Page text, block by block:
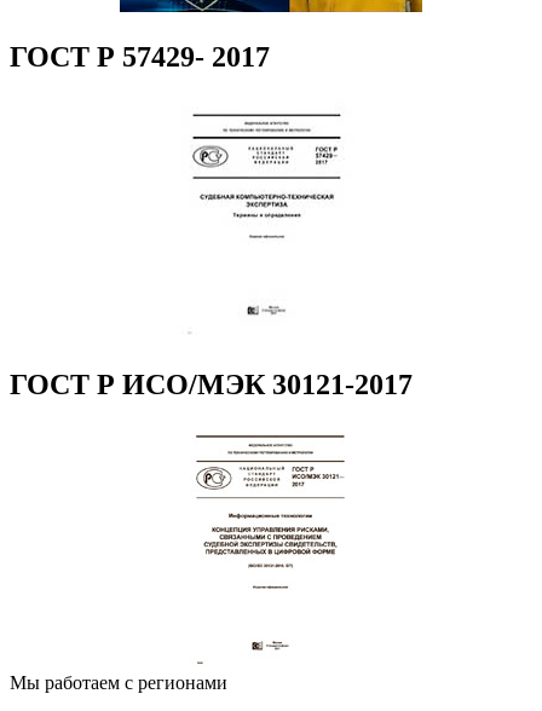
ГОСТ Р 57429- 2017
ГОСТ Р ИСО/МЭК 30121-2017
Мы работаем с регионами